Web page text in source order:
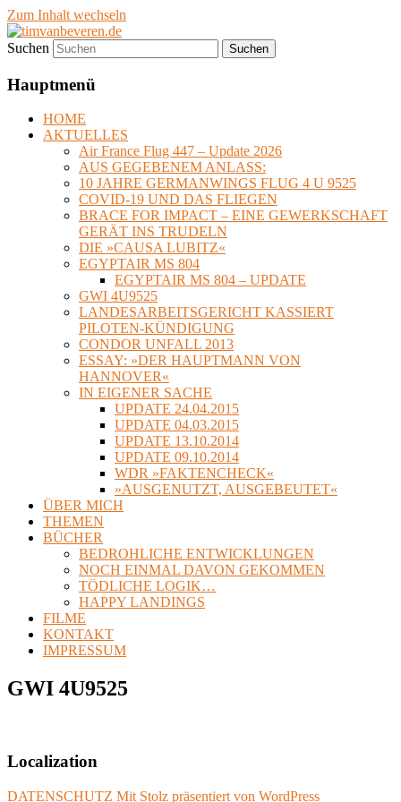
Zum Inhalt wechseln
timvanbeveren.de
Suchen
Hauptmenü
HOME
AKTUELLES
Air France Flug 447 – Update 2026
AUS GEGEBENEM ANLASS:
10 JAHRE GERMANWINGS FLUG 4 U 9525
COVID-19 UND DAS FLIEGEN
BRACE FOR IMPACT – EINE GEWERKSCHAFT
GERÄT INS TRUDELN
DIE »CAUSA LUBITZ«
EGYPTAIR MS 804
EGYPTAIR MS 804 – UPDATE
GWI 4U9525
LANDESARBEITSGERICHT KASSIERT
PILOTEN-KÜNDIGUNG
CONDOR UNFALL 2013
ESSAY: »DER HAUPTMANN VON
HANNOVER«
IN EIGENER SACHE
UPDATE 24.04.2015
UPDATE 04.03.2015
UPDATE 13.10.2014
UPDATE 09.10.2014
WDR »FAKTENCHECK«
»AUSGENUTZT, AUSGEBEUTET«
ÜBER MICH
THEMEN
BÜCHER
BEDROHLICHE ENTWICKLUNGEN
NOCH EINMAL DAVON GEKOMMEN
TÖDLICHE LOGIK…
HAPPY LANDINGS
FILME
KONTAKT
IMPRESSUM
GWI 4U9525
Localization
DATENSCHUTZ Mit Stolz präsentiert von WordPress